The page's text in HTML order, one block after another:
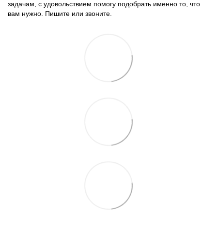
задачам, с удовольствием помогу подобрать именно то, что
вам нужно. Пишите или звоните.